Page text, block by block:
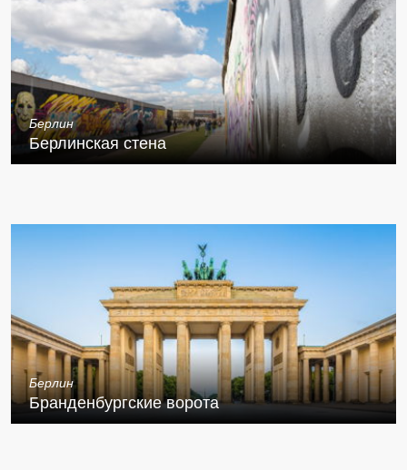
Берлин
Берлинская стена
Берлин
Бранденбургские ворота